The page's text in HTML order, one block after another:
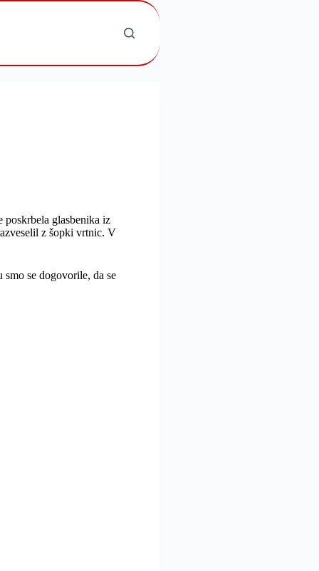
poskrbela glasbenika iz
z šopki vrtnic. V
se dogovorile, da se